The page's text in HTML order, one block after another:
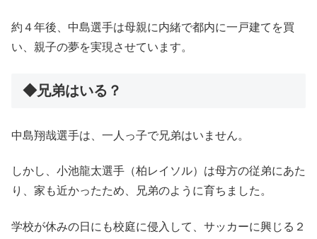
約４年後、中島選手は母親に内緒で都内に一戸建てを買
い、親子の夢を実現させています。
◆兄弟はいる？
中島翔哉選手は、一人っ子で兄弟はいません。
しかし、小池龍太選手（柏レイソル）は母方の従弟にあた
り、家も近かったため、兄弟のように育ちました。
学校が休みの日にも校庭に侵入して、サッカーに興じる２